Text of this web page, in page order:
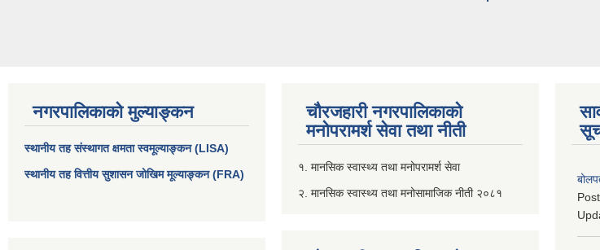
नगरपालिकाको मुल्याङ्कन
स्थानीय तह संस्थागत क्षमता स्वमूल्याङ्कन (LISA)
स्थानीय तह वित्तीय सुशासन जोखिम मूल्याङ्कन (FRA)
चौरजहारी नगरपालिकाको
मनोपरामर्श सेवा तथा नीती
१. मानसिक स्वास्थ्य तथा मनोपरामर्श सेवा
२. मानसिक स्वास्थ्य तथा मनोसामाजिक नीती २०८१